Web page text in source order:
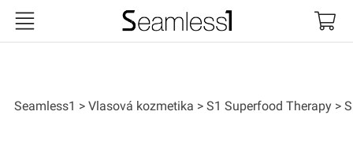
Seamless1 Vlasová kozmetika S1 Superfood Therapy